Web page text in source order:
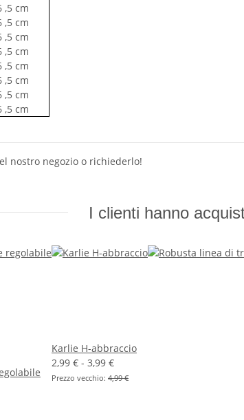
,5 cm
,5 cm
,5 cm
,5 cm
,5 cm
,5 cm
,5 cm
,5 cm
nostro negozio o richiederlo!
I clienti hanno
Karlie H-abbraccio
2,99 € - 3,99 €
Prezzo vecchio: 4,99 €